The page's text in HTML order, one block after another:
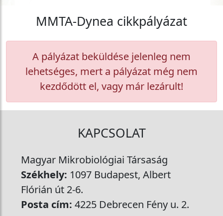
MMTA-Dynea cikkpályázat
A pályázat beküldése jelenleg nem
lehetséges, mert a pályázat még nem
kezdődött el, vagy már lezárult!
KAPCSOLAT
Magyar Mikrobiológiai Társaság
Székhely: 1097 Budapest, Albert
Flórián út 2-6.
Posta cím: 4225 Debrecen Fény u. 2.